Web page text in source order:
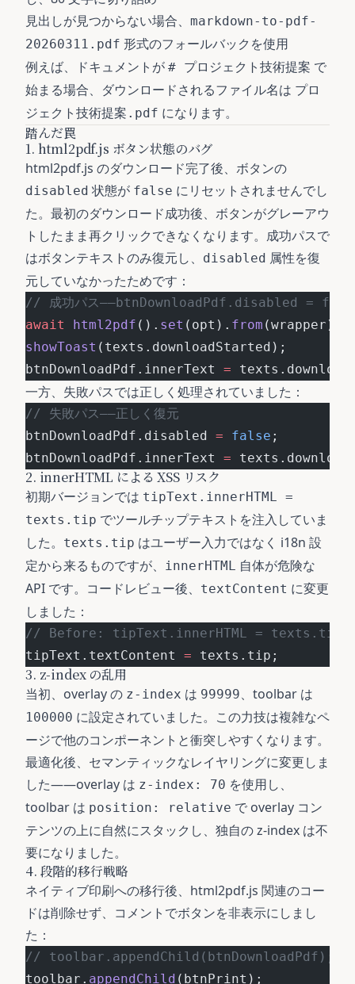
見出しが見つからない場合、 markdown-to-pdf-
20260311.pdf 形式のフォールバックを使用
例えば、ドキュメントが # プロジェクト技術提案 で
始まる場合、ダウンロードされるファイル名は プロ
ジェクト技術提案.pdf になります。
踏んだ罠
1. html2pdf.js ボタン状態のバグ
html2pdf.js のダウンロード完了後、ボタンの
disabled 状態が false にリセットされませんでし
た。最初のダウンロード成功後、ボタンがグレーアウ
トしたまま再クリックできなくなります。成功パスで
はボタンテキストのみ復元し、
disabled 属性を復
元していなかったためです：
// 成功パス——btnDownloadPdf.disabled =
await
html2pdf (). set (opt). from (wrapper).
showToast (texts.downloadStarted);
btnDownloadPdf.innerText =
一方、失敗パスでは正しく処理されていました：
// 失敗パス——正しく復元
btnDownloadPdf.disabled = false ;
btnDownloadPdf.innerText =
2. innerHTML による XSS リスク
初期バージョンでは tipText.innerHTML =
texts.tip でツールチップテキストを注入していま
した。
texts.tip はユーザー入力ではなく i18n 設
定から来るものですが、
innerHTML 自体が危険な
API です。コードレビュー後、
textContent に変更
しました：
// Before: tipText.innerHTML = texts.tip;
tipText.textContent = texts.tip;
3. z-index の乱用
当初、overlay の z-index は 99999、toolbar は
100000 に設定されていました。この力技は複雑なペ
ージで他のコンポーネントと衝突しやすくなります。
最適化後、セマンティックなレイヤリングに変更しま
した——overlay は z-index: 70 を使用し、
toolbar は position: relative で overlay コン
テンツの上に自然にスタックし、独自の z-index は不
要になりました。
4. 段階的移行戦略
ネイティブ印刷への移行後、html2pdf.js 関連のコー
ドは削除せず、コメントでボタンを非表示にしまし
た：
// toolbar.appendChild(btnDownloadPdf); ダウン
toolbar. appendChild (btnPrint);